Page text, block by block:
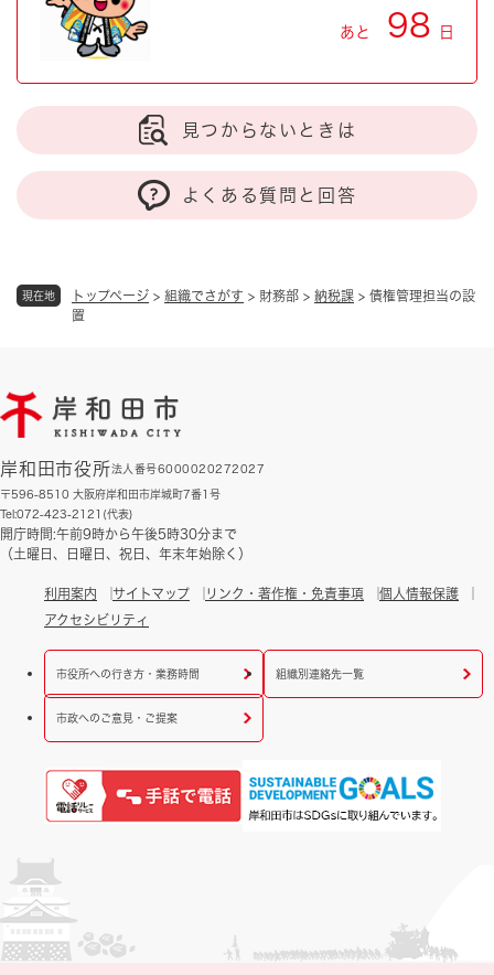
現在地 トップページ > 組織でさがす > 財務部 > 納税課 > 債権管理担当の設
置
あと 98 日
見つからないときは
よくある質問と回答
岸和田市役所法人番号6000020272027
〒596-8510 大阪府岸和田市岸城町7番1号
Tel:072-423-2121(代表)
開庁時間:午前9時から午後5時30分まで
（土曜日、日曜日、祝日、年末年始除く）
利用案内 サイトマップ リンク・著作権・免責事項
個人情報保護
アクセシビリティ
市役所への行き方・業務時間 組織別連絡先一覧
市政へのご意見・ご提案